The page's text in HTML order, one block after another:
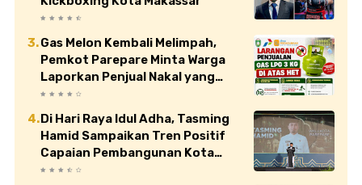
Gas Melon Kembali Melimpah,
Pemkot Parepare Minta Warga
Laporkan Penjual Nakal yang
Jual di Atas HET
Di Hari Raya Idul Adha, Tasming
Hamid Sampaikan Tren Positif
Capaian Pembangunan Kota
Parepare